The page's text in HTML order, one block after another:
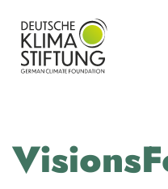
überspringen
primären
Navigation
springen